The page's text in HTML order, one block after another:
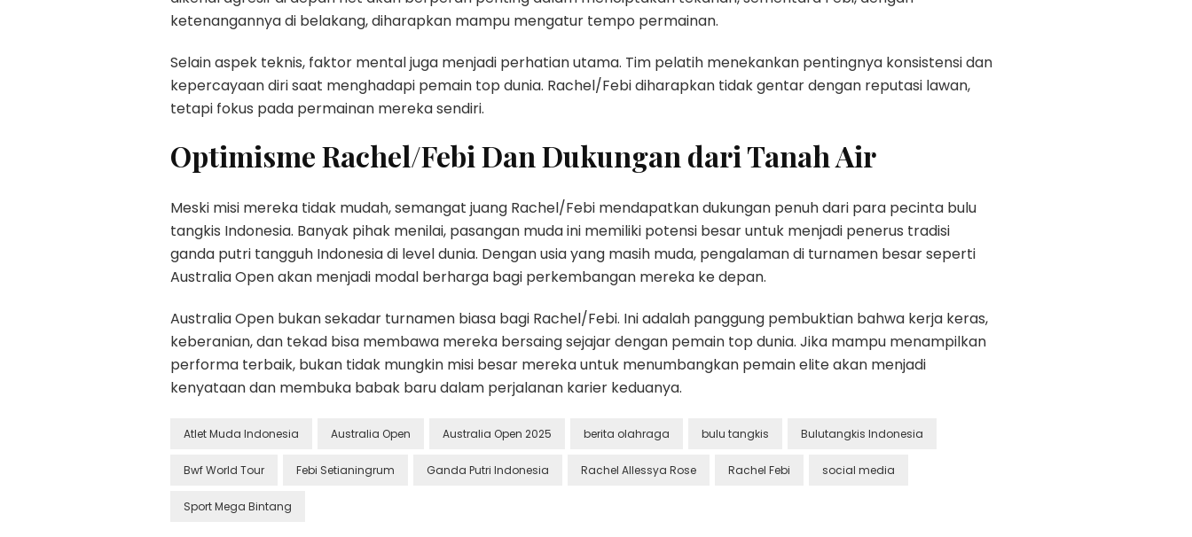
ketenangannya di belakang, diharapkan mampu mengatur tempo permainan.
Selain aspek teknis, faktor mental juga menjadi perhatian utama. Tim pelatih menekankan pentingnya konsistensi dan
kepercayaan diri saat menghadapi pemain top dunia. Rachel/Febi diharapkan tidak gentar dengan reputasi lawan,
tetapi fokus pada permainan mereka sendiri.
Optimisme Rachel/Febi Dan Dukungan dari Tanah Air
Meski misi mereka tidak mudah, semangat juang Rachel/Febi mendapatkan dukungan penuh dari para pecinta bulu
tangkis Indonesia. Banyak pihak menilai, pasangan muda ini memiliki potensi besar untuk menjadi penerus tradisi
ganda putri tangguh Indonesia di level dunia. Dengan usia yang masih muda, pengalaman di turnamen besar seperti
Australia Open akan menjadi modal berharga bagi perkembangan mereka ke depan.
Australia Open bukan sekadar turnamen biasa bagi Rachel/Febi. Ini adalah panggung pembuktian bahwa kerja keras,
keberanian, dan tekad bisa membawa mereka bersaing sejajar dengan pemain top dunia. Jika mampu menampilkan
performa terbaik, bukan tidak mungkin misi besar mereka untuk menumbangkan pemain elite akan menjadi
kenyataan dan membuka babak baru dalam perjalanan karier keduanya.
Atlet Muda Indonesia Australia Open Australia Open 2025 berita olahraga bulu tangkis Bulutangkis Indonesia
Bwf World Tour Febi Setianingrum Ganda Putri Indonesia Rachel Allessya Rose Rachel Febi social media
Sport Mega Bintang